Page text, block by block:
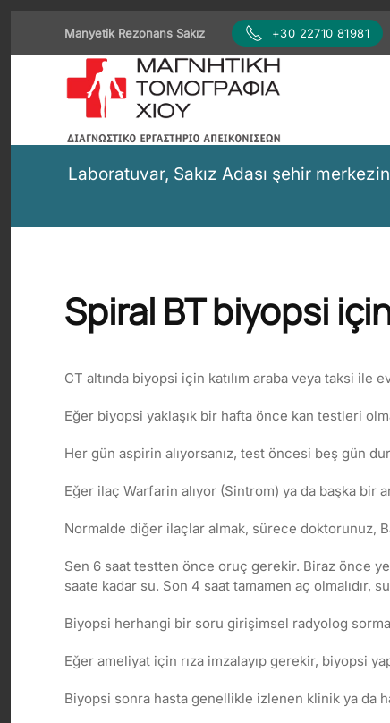
Manyetik Rezonans Sakız +30 22710 81981
Laboratuvar, Sakız Adası şehir
Spiral BT biyopsi
CT altında biyopsi için katılım araba veya taksi ile
Eğer biyopsi yaklaşık bir hafta önce kan testleri
Her gün aspirin alıyorsanız, test öncesi beş gün
Eğer ilaç Warfarin alıyor (Sintrom) ya da başka
Normalde diğer ilaçlar almak, sürece doktorunuz,
Sen 6 saat testten önce oruç gerekir. Biraz önce
saate kadar su. Son 4 saat tamamen aç olmalıdır,
Biyopsi herhangi bir soru girişimsel radyolog
Eğer ameliyat için rıza imzalayıp gerekir, biyopsi
Biyopsi sonra hasta genellikle izlenen klinik ya da